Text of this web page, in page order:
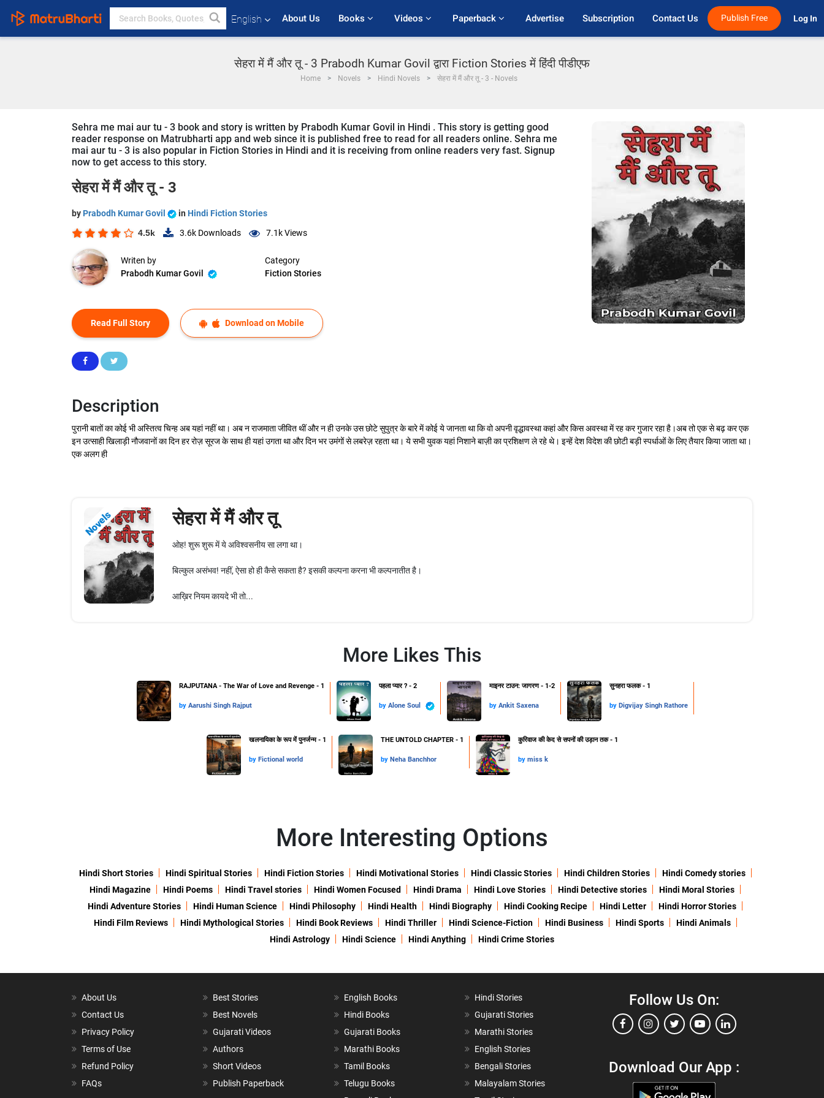
English About Us Books Videos Paperback Advertise Subscription Contact Us Publish Free Log In
सेहरा में मैं और तू - 3 Prabodh Kumar Govil द्वारा Fiction Stories में हिंदी पीडीएफ
Home Novels Hindi Novels सेहरा में मैं और तू - 3 - Novels
Sehra me mai aur tu - 3 book and story is written by Prabodh Kumar Govil in Hindi . This story is getting good
reader response on Matrubharti app and web since it is published free to read for all readers online. Sehra me
mai aur tu - 3 is also popular in Fiction Stories in Hindi and it is receiving from online readers very fast. Signup
now to get access to this story.
सेहरा में मैं और तू - 3
by Prabodh Kumar Govil in Hindi Fiction Stories
4.5k 3.6k Downloads 7.1kViews
Writen by
Prabodh Kumar Govil
Category
Fiction Stories
Read Full Story Download on Mobile
Description
पुरानी बातों का कोई भी अस्तित्व चिन्ह अब यहां नहीं था। अब न राजमाता जीवित थीं और न ही उनके उस छोटे सुपुत्र के बारे में कोई ये जानता था कि वो अपनी वृद्धावस्था कहां और किस अवस्था में रह कर गुजार रहा है।अब तो एक से बढ़ कर एक
इन उत्साही खिलाड़ी नौजवानों का दिन हर रोज़ सूरज के साथ ही यहां उगता था और दिन भर उमंगों से लबरेज़ रहता था। ये सभी युवक यहां निशाने बाज़ी का प्रशिक्षण ले रहे थे। इन्हें देश विदेश की छोटी बड़ी स्पर्धाओं के लिए तैयार किया जाता था।
एक अलग ही
Novels सेहरा में मैं और तू
ओह! शुरू शुरू में ये अविश्वसनीय सा लगा था।
बिल्कुल असंभव! नहीं, ऐसा हो ही कैसे सकता है? इसकी कल्पना करना भी कल्पनातीत है।
आख़िर नियम कायदे भी तो...
More Likes This
RAJPUTANA - The War of Love and Revenge - 1
by Aarushi Singh Rajput
पहला प्यार ? - 2
by Alone Soul
माइनर टाउन: जागरण - 1-2
by Ankit Saxena
सुनहरा फलक - 1
by Digvijay Singh Rathore
खलनायिका के रूप में पुनर्जन्म - 1
by Fictional world
THE UNTOLD CHAPTER - 1
by Neha Banchhor
कुरिवाज की केद से सपनों की उड़ान तक - 1
by miss k
More Interesting Options
Hindi Short Stories Hindi Spiritual Stories Hindi Fiction Stories Hindi Motivational Stories Hindi Classic Stories Hindi Children Stories
Hindi Comedy stories
Hindi Magazine
Hindi Poems Hindi Travel stories Hindi Women Focused Hindi Drama Hindi Love Stories Hindi Detective stories
Hindi Moral Stories
Hindi Adventure Stories
Hindi Human Science Hindi Philosophy Hindi Health Hindi Biography Hindi Cooking Recipe Hindi Letter
Hindi Horror Stories
Hindi Film Reviews
Hindi Mythological Stories Hindi Book Reviews Hindi Thriller Hindi Science-Fiction Hindi Business Hindi Sports
Hindi Animals
Hindi Astrology
Hindi Science Hindi Anything Hindi Crime Stories
About Us
Contact Us
Privacy Policy
Terms of Use
Refund Policy
FAQs
Best Stories
Best Novels
Gujarati Videos
Authors
Short Videos
Publish Paperback
English Books
Hindi Books
Gujarati Books
Marathi Books
Tamil Books
Telugu Books
Hindi Stories
Gujarati Stories
Marathi Stories
English Stories
Bengali Stories
Malayalam Stories
Follow Us On:
Download Our App :